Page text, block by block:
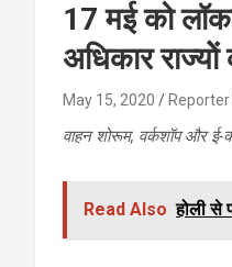
17 मई को
अधिकार
May 15, 2020 Reporter
वाहन शोरूम, वर्कशॉप और ई-
Read Also होली से